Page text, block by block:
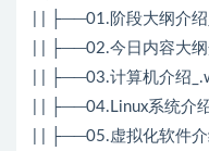
| | ├──01.阶段大纲介
| | ├──02.今日内容大
| | ├──03.计算机介绍
| | ├──04.Linux系统介
| | ├──05.虚拟化软件